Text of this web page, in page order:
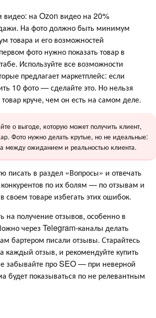
видео: на Ozon видео на 20%
На фото должно быть минимум
товара и его возможностей
фото нужно показать товар в
Используйте все возможности
предлагает маркетплейс: если
10 фото — сделайте это. Но нельзя
круче, чем он есть на самом деле.
о выгоде, которую может получить клиент,
Фото нужно делать крутые, но не идеальные:
между ожиданием и реальностью клиента.
писать в раздел «Вопросы» и отвечать
по их болям — по отзывам и
своем товаре избегать этих ошибок.
на получение отзывов, особенно в
через Telegram-каналы делать
бартером писали отзывы. Старайтесь
каждый отзыв, и рекомендуйте купить
забывайте про SEO — при неверной
будет показываться по не релевантным